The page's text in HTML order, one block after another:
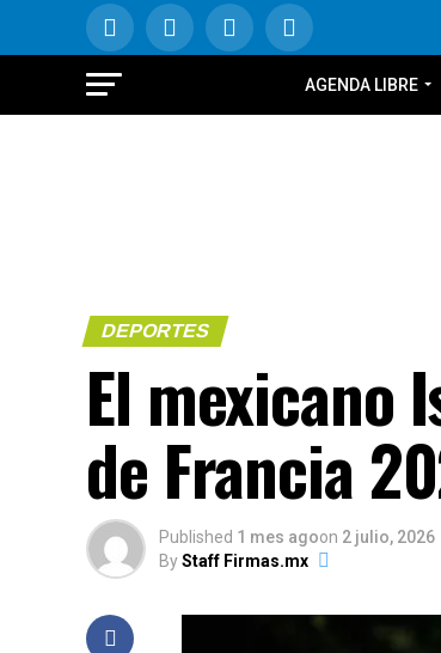
AGENDA LIBRE
DEPORTES
El mexicano
de Francia
Published 1 mes agoon 2 julio, 2026
ByStaff Firmas.mx